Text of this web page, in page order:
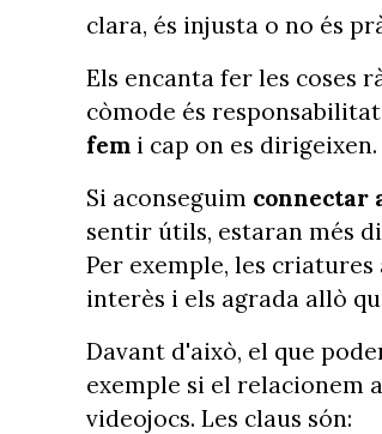
clara, és injusta o no és
Els encanta fer les coses
còmode és
fem i cap on es dirigeixen.
Si aconseguim connectar
sentir útils, estaran més
Per exemple, les
interès i els agrada allò
Davant d'això, el que
exemple si el relacionem
videojocs. Les claus són: